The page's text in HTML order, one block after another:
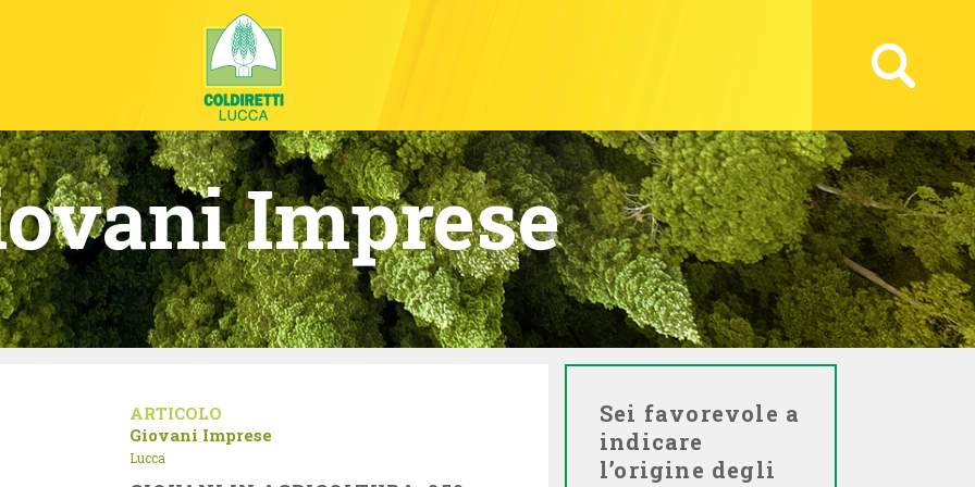
Imprese
ARTICOLO
Giovani Imprese
Lucca
Sei favorevole a
indicare
l’origine degli